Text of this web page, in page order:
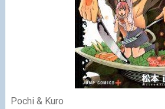
Pochi & Kuro